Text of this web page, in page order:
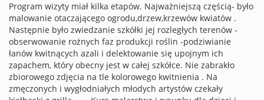
Program wizyty miał kilka etapów. Najważniejszą częścią- było
malowanie otaczającego ogrodu,drzew,krzewów kwiatów .
Następnie było zwiedzanie szkółki jej rozległych terenów -
obserwowanie rożnych faz produkcji roślin -podziwianie
łanów kwitnących azali i delektowanie się upojnym ich
zapachem, który obecny jest w całej szkółce. Nie zabrakło
zbiorowego zdjęcia na tle kolorowego kwitnienia . Na
zmęczonych i wygłodniałych młodych artystów czekały